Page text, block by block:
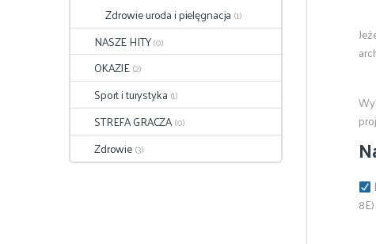
8E)
Zdrowie uroda i pielęgnacja (1)
NASZE HITY(0)
OKAZJE(2)
Sport i turystyka (1)
STREFA GRACZA(0)
Zdrowie(3)